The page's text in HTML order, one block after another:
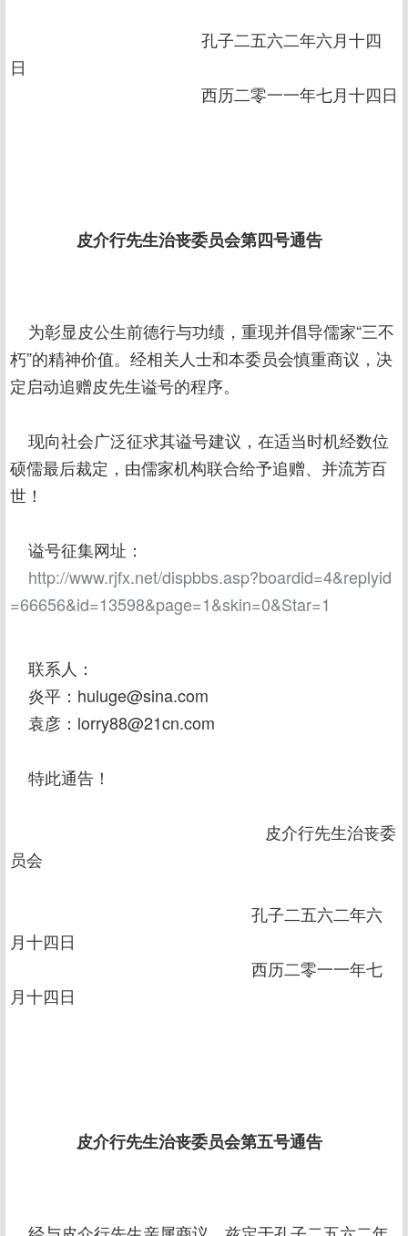
孔子二五六二年六月十四
日
西历二零一一年七月十四日
皮介行先生治丧委员会第四号通告
为彰显皮公生前德行与功绩，重现并倡导儒家“三不
朽”的精神价值。经相关人士和本委员会慎重商议，决
定启动追赠皮先生谥号的程序。
现向社会广泛征求其谥号建议，在适当时机经数位
硕儒最后裁定，由儒家机构联合给予追赠、并流芳百
世！
谥号征集网址：
http://www.rjfx.net/dispbbs.asp?boardid=4&replyid
=66656&id=13598&page=1&skin=0&Star=1
联系人：
炎平：huluge@sina.com
袁彦：lorry88@21cn.com
特此通告！
皮介行先生治丧委
员会
孔子二五六二年六
月十四日
西历二零一一年七
月十四日
皮介行先生治丧委员会第五号通告